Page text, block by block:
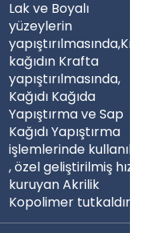
Lak ve Boyalı
yüzeylerin
kağıdın Krafta
yapıştırılmasında,
Kağıdı Kağıda
Yapıştırma ve Sap
Kağıdı Yapıştırma
işlemlerinde
, özel geliştirilmiş hızlı
kuruyan Akrilik
Kopolimer tutkaldır.